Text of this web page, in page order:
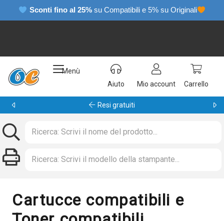
Sconti fino al 25% su Compatibili e 5% su Originali
Menù
Aiuto
Mio account Carrello
Garanzia 24 mesi
Cartucce compatibili e